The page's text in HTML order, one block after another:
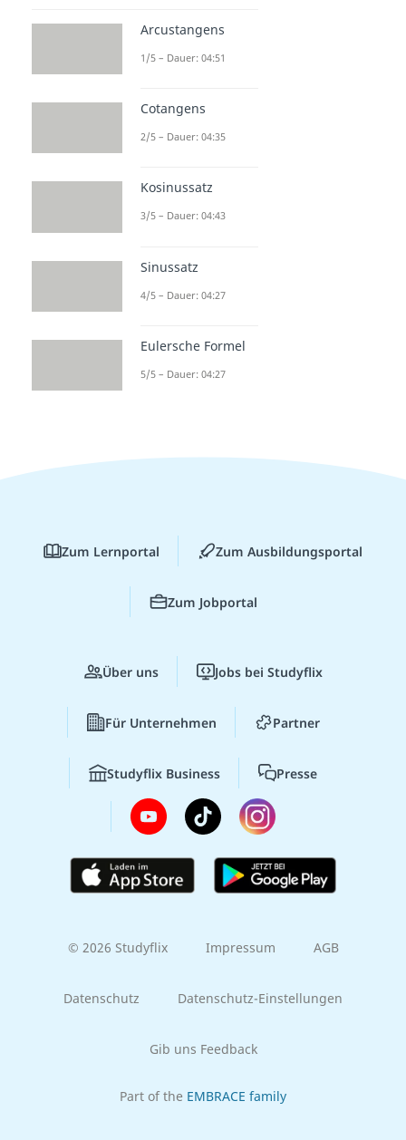
Arcustangens
1/5 – Dauer: 04:51
Cotangens
2/5 – Dauer: 04:35
Kosinussatz
3/5 – Dauer: 04:43
Sinussatz
4/5 – Dauer: 04:27
Eulersche Formel
5/5 – Dauer: 04:27
Zum Lernportal Zum Ausbildungsportal
Zum Jobportal
Über uns Jobs bei Studyflix
Für Unternehmen Partner
Studyflix Business Presse
© 2026 Studyflix Impressum AGB
Datenschutz Datenschutz-Einstellungen
Gib uns Feedback
Part of the EMBRACE family